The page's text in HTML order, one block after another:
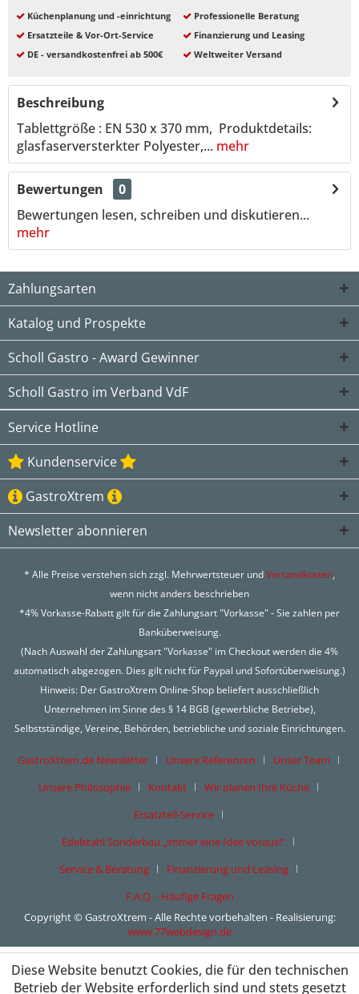
Küchenplanung und -einrichtung
Professionelle Beratung
Ersatzteile & Vor-Ort-Service
Finanzierung und Leasing
DE - versandkostenfrei ab 500€
Weltweiter Versand
Beschreibung
Tablettgröße : EN 530 x 370 mm, Produktdetails:
glasfaserversterkter Polyester,... mehr
Bewertungen
0
Bewertungen lesen, schreiben und diskutieren...
mehr
Zahlungsarten
Katalog und Prospekte
Scholl Gastro - Award Gewinner
Scholl Gastro im Verband VdF
Service Hotline
Kundenservice
GastroXtrem
Newsletter abonnieren
* Alle Preise verstehen sich zzgl. Mehrwertsteuer undVersandkosten,
wenn nicht anders beschrieben
*4% Vorkasse-Rabatt gilt für die Zahlungsart "Vorkasse" - Sie zahlen per
Banküberweisung.
(Nach Auswahl der Zahlungsart "Vorkasse" im Checkout werden die 4%
automatisch abgezogen. Dies gilt nicht für Paypal und Sofortüberweisung.)
Hinweis: Der GastroXtrem Online-Shop beliefert ausschließlich
Unternehmen im Sinne des § 14 BGB (gewerbliche Betriebe),
Selbstständige, Vereine, Behörden, betriebliche und soziale Einrichtungen.
GastroXtrem.de Newsletter Unsere Referenzen
Unser Team
Unsere Philosophie
Kontakt
Wir planen Ihre Küche
Ersatzteil-Service
Edelstahl Sonderbau „immer eine Idee voraus!“
Service & Beratung
Finanzierung und Leasing
F.A.Q. - Häufige Fragen
Copyright © GastroXtrem - Alle Rechte vorbehalten - Realisierung:
www.77webdesign.de
Diese Website benutzt Cookies, die für den technischen
Betrieb der Website erforderlich sind und stets gesetzt